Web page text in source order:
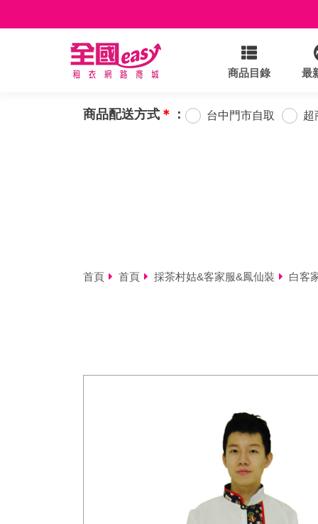
商品目錄 最
商品配送方式 ＊ ： 台中門市自取 超
首頁 首頁 採茶村姑&客家服&鳳仙裝 白客